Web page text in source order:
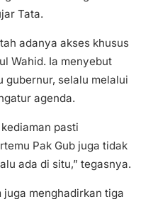
Tata.
adanya akses khusus
Wahid. Ia menyebut
gubernur, selalu melalui
agenda.
pasti
Pak Gub juga tidak
ada di situ,” tegasnya.
juga menghadirkan tiga